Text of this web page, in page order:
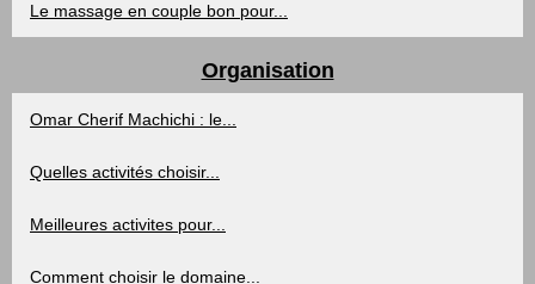
Le massage en couple bon pour...
Organisation
Omar Cherif Machichi : le...
Quelles activités choisir...
Meilleures activites pour...
Comment choisir le domaine...